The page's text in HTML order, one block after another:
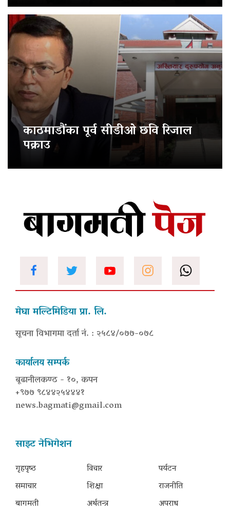
काठमाडौंका पूर्व सीडीओ छवि रिजाल
पक्राउ
मेघा मल्टिमिडिया प्रा. लि.
सूचना विभागमा दर्ता नं. : २५८४/०७७-०७८
कार्यालय सम्पर्क
बूढानीलकण्ठ - १०, कपन
+९७७ ९८४४२५४४४१
news.bagmati@gmail.com
साइट नेभिगेशन
गृहपृष्‍ठ
समाचार
बागमती
विचार
शिक्षा
अर्थतन्त्र
पर्यटन
राजनीति
अपराध